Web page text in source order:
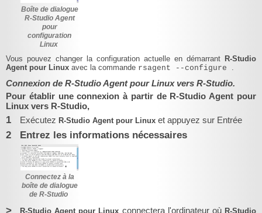
Boîte de dialogue
R-Studio Agent
pour
configuration
Linux
Vous pouvez changer la configuration actuelle en démarrant R-Studio
Agent pour Linux avec la commande rsagent --configure .
Connexion de R-Studio Agent pour Linux vers R-Studio.
Pour établir une connexion à partir de R-Studio Agent pour
Linux vers R-Studio,
1 Exécutez R-Studio Agent pour Linux et appuyez sur Entrée
2 Entrez les informations nécessaires
Connectez à la
boîte de dialogue
de R-Studio
> R-Studio Agent pour Linux connectera l'ordinateur où R-Studio